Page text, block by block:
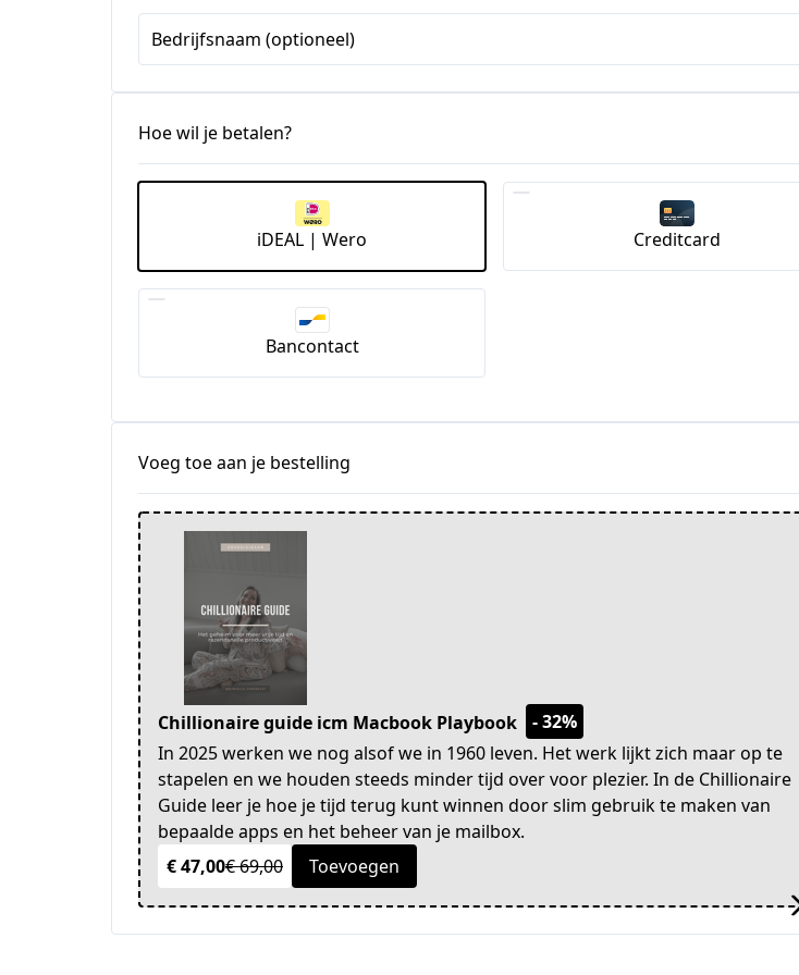
Bedrijfsnaam (optioneel)
Hoe wil je betalen?
iDEAL | Wero Creditcard
Bancontact
Voeg toe aan je bestelling
Chillionaire guide icm Macbook Playbook
- 32%
In 2025 werken we nog alsof we in 1960 leven. Het werk lijkt zich maar op te
stapelen en we houden steeds minder tijd over voor plezier. In de Chillionaire
Guide leer je hoe je tijd terug kunt winnen door slim gebruik te maken van
bepaalde apps en het beheer van je mailbox.
€ 47,00€ 69,00 Toevoegen